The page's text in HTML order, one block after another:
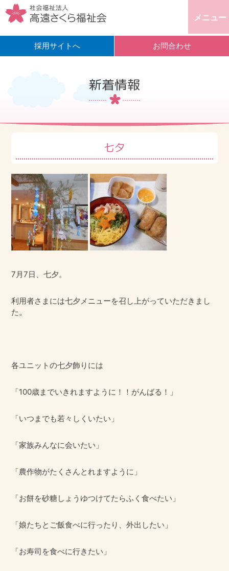
採用サイトへ お問合わせ
メニュー
新着情報
七夕
7月7日、七夕。
利用者さまには七夕メニューを召し上がっていただきまし
た。
各ユニットの七夕飾りには
「100歳までいきれますように！！がんばる！」
「いつまでも若々しくいたい」
「家族みんなに会いたい」
「農作物がたくさんとれますように」
「お餅を砂糖しょうゆつけてたらふく食べたい」
「娘たちとご飯食べに行ったり、外出したい」
「お寿司を食べに行きたい」